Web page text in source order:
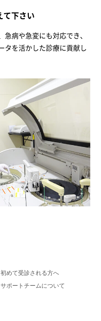
て下さい
病や急変にも対応でき、
タを活かした診療に貢献し
初めて受診される方へ
サポートチームについて